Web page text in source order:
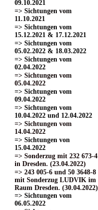
09.10.2021
=> Sichtungen vom
11.10.2021
=> Sichtungen vom
15.12.2021 & 17.12.2021
=> Sichtungen vom
05.02.2022 & 18.03.2022
=> Sichtungen vom
02.04.2022
=> Sichtungen vom
05.04.2022
=> Sichtungen vom
09.04.2022
=> Sichtungen vom
10.04.2022 und 12.04.2022
=> Sichtungen vom
14.04.2022
=> Sichtungen von
15.04.2022
=> Sonderzug mit 232 673-4
in Dresden. (23.04.2022)
=> 243 005-6 und 50 3648-8
mit Sonderzug LUDVIK im
Raum Dresden. (30.04.2022)
=> Sichtungen vom
06.05.2022